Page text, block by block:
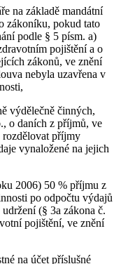
na základě mandátní
zákoníku, pokud tato
podle § 5 písm. a)
pojištění a o
zákonů, ve znění
nebyla uzavřena v
výdělečně činných,
o daních z příjmů, ve
rozdělovat příjmy
vynaložené na jejich
2006) 50 % příjmu z
po odpočtu výdajů
(§ 3a zákona č.
pojištění, ve znění
na účet příslušné